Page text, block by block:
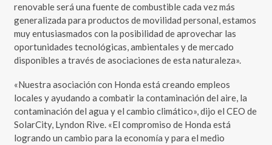
renovable será una fuente de combustible cada vez más
generalizada para productos de movilidad personal, estamos
muy entusiasmados con la posibilidad de aprovechar las
oportunidades tecnológicas, ambientales y de mercado
disponibles a través de asociaciones de esta naturaleza».
«Nuestra asociación con Honda está creando empleos
locales y ayudando a combatir la contaminación del aire, la
contaminación del agua y el cambio climático», dijo el CEO de
SolarCity, Lyndon Rive. «El compromiso de Honda está
logrando un cambio para la economía y para el medio